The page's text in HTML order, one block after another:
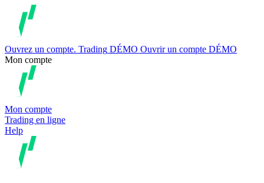
Ouvrez un compte. Trading DÉMO Ouvrir un compte DÉMO
Mon compte
Mon compte
Trading en ligne
Help